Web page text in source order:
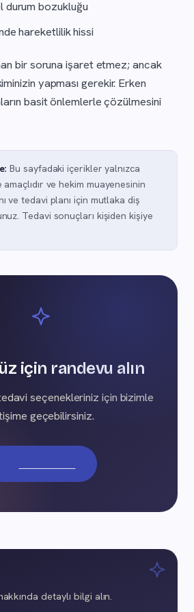
durum bozukluğu
hareketlilik hissi
bir soruna işaret etmez; ancak
yapması gerekir. Erken
basit önlemlerle çözülmesini
Bu sayfadaki içerikler yalnızca
ve hekim muayenesinin
ve tedavi planı için mutlaka diş
Tedavi sonuçları kişiden kişiye
için randevu alın
seçenekleriniz için bizimle
geçebilirsiniz.
detaylı bilgi alın.